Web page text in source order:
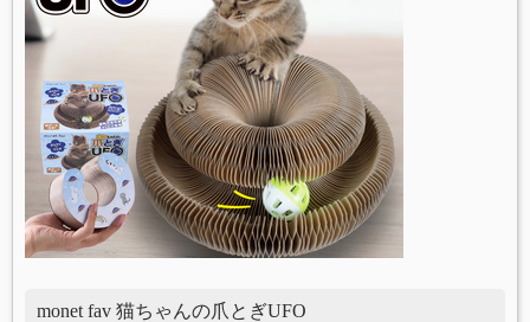
monet fav 猫ちゃんの爪とぎUFO